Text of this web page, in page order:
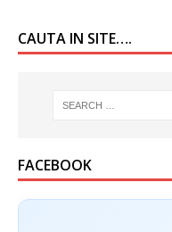
CAUTA IN SITE….
FACEBOOK